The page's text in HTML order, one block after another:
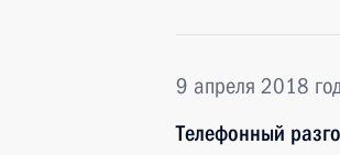
9 апреля 2018
Телефонный